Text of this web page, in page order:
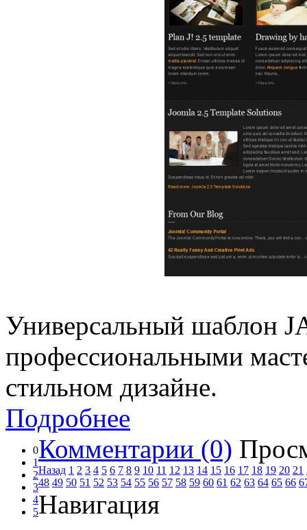
Универсальный шаблон
профессиональными
стильном дизайне.
Подробнее
0
1
2
3
4
5
Комментарии (0)
Назад 1 2 3 4 5 6 7 8 9 10 11 12 13 14 15 16 17 18 19 20 21
48 49 50 51 52 53 54 55 56 57 58 59 60 61 62 63 64 65 66
Навигация